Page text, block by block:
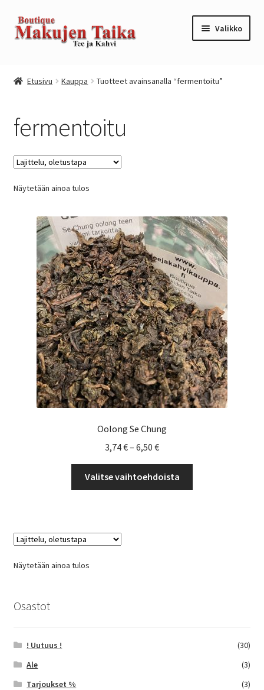
Siirry
navigointiin
Siirry
sisältöön
Valikko
Kassa
Kauppa
Oma tili
Ostoskori
Tilaus- ja sopimusehdot
Yrityksille
Etusivu Kauppa Tuotteet avainsanalla “fermentoitu”
fermentoitu
Näytetään ainoa tulos
Oolong Se Chung
3,74€– 6,50 €Hintaluokka:
-
6,50 €
Valitse vaihtoehdoista
Näytetään ainoa tulos
Osastot
! Uutuus !
(30)
Ale
(3)
Tarjoukset %
(3)